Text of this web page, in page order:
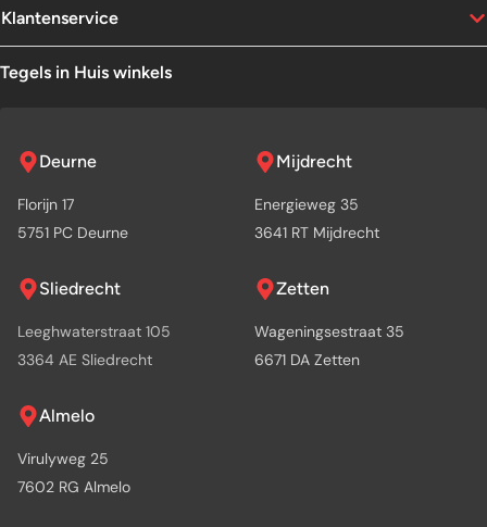
Klantenservice
Tegels in Huis winkels
Deurne
Florijn 17
5751 PC Deurne
Mijdrecht
Energieweg 35
3641 RT Mijdrecht
Sliedrecht
Leeghwaterstraat 105
3364 AE Sliedrecht
Zetten
Wageningsestraat 35
6671 DA Zetten
Almelo
Virulyweg 25
7602 RG Almelo